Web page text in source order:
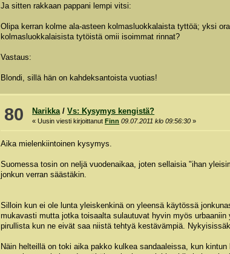
Ja sitten rakkaan pappani lempi vitsi:
Olipa kerran kolme ala-asteen kolmasluokkalaista tyttöä; yksi
kolmasluokkalaisista tytöistä omii isoimmat rinnat?
Vastaus:
Blondi, sillä hän on kahdeksantoista vuotias!
80 Narikka/Vs: Kysymys kengistä?
« Uusin viesti kirjoittanutFinn 09.07.2011 klo 09:56:30 »
Aika mielenkiintoinen kysymys.
Suomessa tosin on neljä vuodenaikaa, joten sellaisia "ihan
jonkun verran säästäkin.
Silloin kun ei ole lunta yleiskenkinä on yleensä käytössä
mukavasti mutta jotka toisaalta sulautuvat hyvin myös
pirullista kun ne eivät saa niistä tehtyä kestävämpiä.
Näin helteillä on toki aika pakko kulkea sandaaleissa, kun